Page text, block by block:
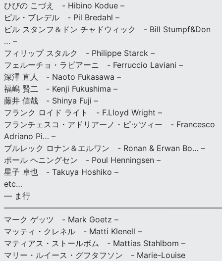
ひびの こづえ - Hibino Kodue –
ピル・ブレデル - Pil Bredahl –
ビル スタンフ＆ドン チャドウィック - Bill Stumpf&Don
… –
フィリップ スタルク - Philippe Starck –
フェルーチョ・ラビアーニ - Ferruccio Laviani –
深澤 直人 - Naoto Fukasawa –
福嶋 賢二 - Kenji Fukushima –
藤井 信哉 - Shinya Fuji –
フランク ロイド ライト - F.Lloyd Wright –
フランチェスコ・アドリアーノ・ピッツィー - Francesco
Adriano Pi… –
ブルレック ロナン＆エルワン - Ronan & Erwan Bo… –
ポール ヘニングセン - Poul Henningsen –
星子 卓也 - Takuya Hoshiko –
etc…
— ま行
マーク ゲッツ - Mark Goetz –
マッティ・クレネル - Matti Klenell –
マティアス・ストールボム - Mattias Stahlbom –
マリー・ルイース・グフタフソン - Marie-Louise